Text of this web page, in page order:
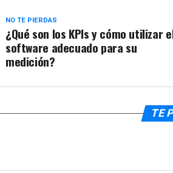
NO TE PIERDAS
¿Qué son los KPIs y cómo utilizar
software adecuado para su
medición?
TE